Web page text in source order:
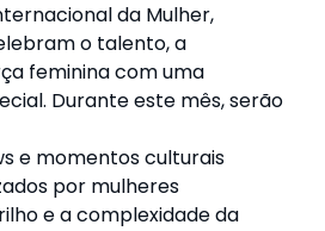
da Mulher,
o talento, a
feminina com uma
Durante este mês, serão
e momentos culturais
por mulheres
e a complexidade da